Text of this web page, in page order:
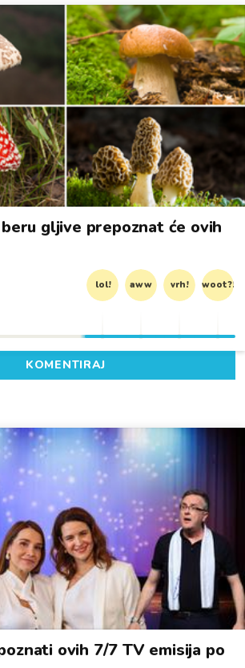
gljive prepoznat će ovih
lol! aww vrh! woot?!
KOMENTIRAJ
ovih 7/7 TV emisija po